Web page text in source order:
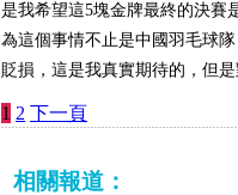
是我希望這5塊金牌最終的決賽
為這個事情不止是中國羽毛球
貶損，這是我真實期待的，但
1 2 下一頁
相關報道：